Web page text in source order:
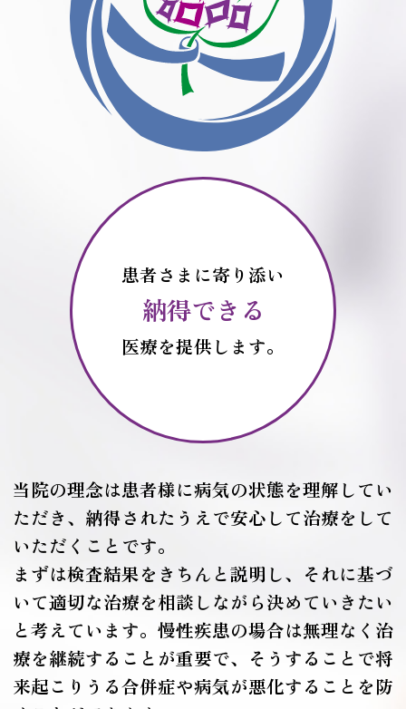
患者さまに寄り添い
納得できる
医療を提供します。
当院の理念は患者様に病気の状態を理解してい
ただき、納得されたうえで安心して治療をして
いただくことです。
まずは検査結果をきちんと説明し、それに基づ
いて適切な治療を相談しながら決めていきたい
と考えています。 慢性疾患の場合は無理なく治
療を継続することが重要で、そうすることで将
来起こりうる合併症や病気が悪化することを防